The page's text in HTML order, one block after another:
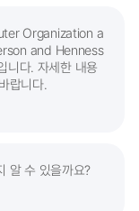
Organization a
and Henness
다. 자세한 내용
랍니다.
알 수 있을까요?